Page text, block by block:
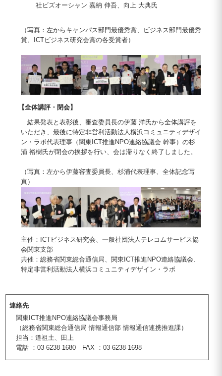
社ビズオーシャン 嘉納 伸吾、向上 大典氏
（写真：左からキャンパス部門最優秀賞、ビジネス部門最優秀
賞、ICTビジネス研究会賞の各受賞者）
【全体講評・閉会】
結果発表と表彰後、審査委員長の伊藤 洋氏から全体講評を
いただき、最後に特定非営利活動法人横浜コミュニティデザイ
ン・ラボ代表理事（関東ICT推進NPO連絡協議会 幹事）の杉
浦 裕樹氏が閉会の挨拶を行い、会は滞りなく終了しました。
（写真：左から伊藤審査委員長、杉浦代表理事、全体記念写
真）
主催：ICTビジネス研究会、一般社団法人テレコムサービス協
会関東支部
共催：総務省関東総合通信局、関東ICT推進NPO連絡協議会、
特定非営利活動法人横浜コミュニティデザイン・ラボ
連絡先
関東ICT推進NPO連絡協議会事務局
（総務省関東総合通信局 情報通信部 情報通信連携推進課）
担当：道祖土、田上
電話 ：03-6238-1680 FAX ：03-6238-1698